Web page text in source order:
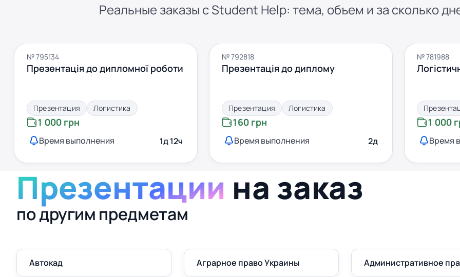
Реальные заказы с Student Help: тема, объем и за сколько
№ 795134
Презентація до дипломної роботи
Презентация Логистика
1 000 грн
Время выполнения 1д 12ч
№ 792818
Презентація до диплому
Презентация Логистика
160 грн
Время выполнения 2д
№ 781988
1 000
Время
Презентации на заказ
по другим предметам
Автокад Аграрное право Украины Административное